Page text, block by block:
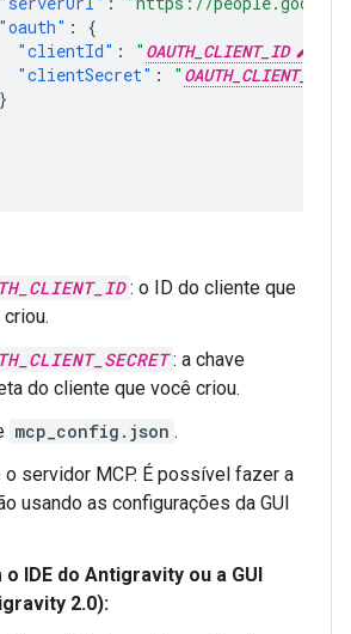
"oauth" :
{
"clientId" : " OAUTH_CLIENT_ID
"clientSecret" : "
}
: o ID do cliente que
: a chave
do cliente que você criou.
mcp_config.json .
o servidor MCP. É possível fazer a
usando as configurações da GUI
o IDE do Antigravity ou a GUI
2.0):